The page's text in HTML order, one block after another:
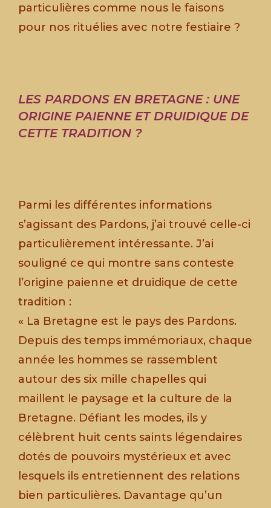
particulières comme nous le faisons
pour nos rituélies avec notre festiaire ?
LES PARDONS EN BRETAGNE : UNE
ORIGINE PAIENNE ET DRUIDIQUE DE
CETTE TRADITION ?
Parmi les différentes informations
s’agissant des Pardons, j’ai trouvé celle-ci
particulièrement intéressante. J’ai
souligné ce qui montre sans conteste
l’origine paienne et druidique de cette
tradition :
« La Bretagne est le pays des Pardons.
Depuis des temps immémoriaux, chaque
année les hommes se rassemblent
autour des six mille chapelles qui
maillent le paysage et la culture de la
Bretagne. Défiant les modes, ils y
célèbrent huit cents saints légendaires
dotés de pouvoirs mystérieux et avec
lesquels ils entretiennent des relations
bien particulières. Davantage qu’un